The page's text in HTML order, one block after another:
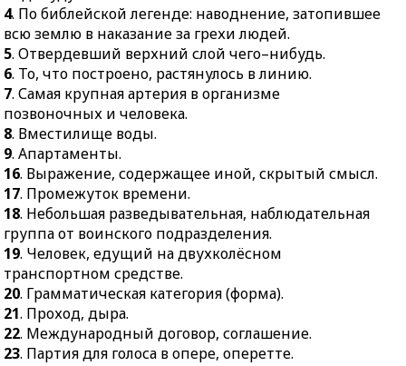
54.Система
мероприятий по
изучению рынка и
активному воздействию
на потребительский
спрос.
55.Прибор для
радиоизотопной
диагностики.
56.Часть внутреннего
уха.
57.Места за партером,
расположенные
полукругом.
инструмент.
47.Жвачное животное с
очень длинной шеей и
очень длинными
ногами.
славянских странах.
Тот, кто делает вид,
что посвящён в особые
тайны.
52.Задание стандартной
4. По библейской легенде: наводнение, затопившее
всю землю в наказание за грехи людей.
5. Отвердевший верхний слой чего–нибудь.
6. То, что построено, растянулось в линию.
7. Самая крупная артерия в организме
позвоночных и человека.
8. Вместилище воды.
9. Апартаменты.
16. Выражение, содержащее иной, скрытый смысл.
17. Промежуток времени.
18. Небольшая разведывательная, наблюдательная
группа от воинского подразделения.
19. Человек, едущий на двухколёсном
транспортном средстве.
20. Грамматическая категория (форма).
21. Проход, дыра.
22. Международный договор, соглашение.
23. Партия для голоса в опере, оперетте.